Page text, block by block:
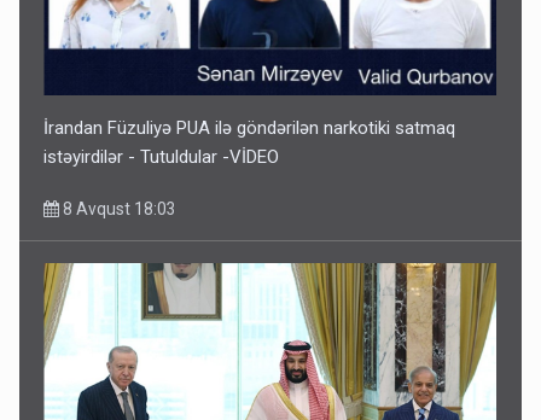
İrandan Füzuliyə PUA ilə göndərilən narkotiki satmaq
istəyirdilər - Tutuldular -VİDEO
8 Avqust 18:03